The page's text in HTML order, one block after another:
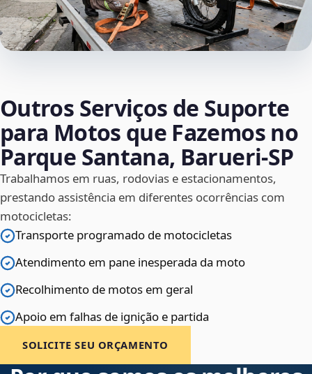
Outros Serviços de Suporte
para Motos que Fazemos no
Parque Santana, Barueri‑SP
Trabalhamos em ruas, rodovias e estacionamentos,
prestando assistência em diferentes ocorrências com
motocicletas:
Transporte programado de motocicletas
Atendimento em pane inesperada da moto
Recolhimento de motos em geral
Apoio em falhas de ignição e partida
SOLICITE SEU ORÇAMENTO